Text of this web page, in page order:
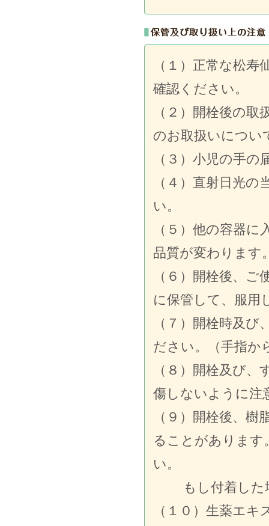
（１）正常な松
確認ください。
（２）開栓後の
のお取扱いについ
（３）小児の手
（４）直射日光
い。
（５）他の容器
品質が変わります
（６）開栓後、
に保管して、服用
（７）開栓時及
ださい。（手指か
（８）開栓及び
傷しないように注
（９）開栓後、
ることがあります
い。
もし付着した場
（１０）生薬エ